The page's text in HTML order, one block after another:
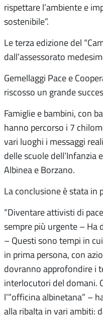
rispettare l’ambiente e
sostenibile”.
Le terza edizione del
dall’assessorato
Gemellaggi Pace e
riscosso un grande
Famiglie e bambini, con
hanno percorso i 7
vari luoghi i messaggi
delle scuole dell’Infanzia
Albinea e Borzano.
La conclusione è stata in
“Diventare attivisti di
sempre più urgente – Ha
– Questi sono tempi in
in prima persona, con
dovranno approfondire i
interlocutori del domani.
l’”officina albinetana” –
alla ribalta in vari ambiti: